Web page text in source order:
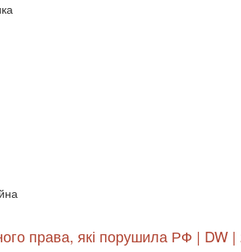
права, які порушила РФ | DW |